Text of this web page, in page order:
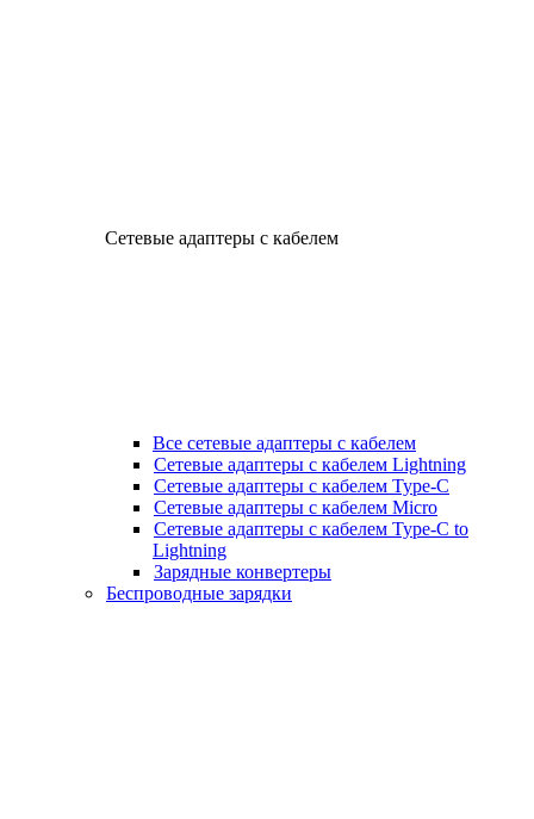
Сетевые адаптеры с кабелем
Все сетевые адаптеры с кабелем
Сетевые адаптеры с кабелем Lightning
Сетевые адаптеры с кабелем Type-C
Сетевые адаптеры с кабелем Micro
Сетевые адаптеры с кабелем Type-C to
Lightning
Зарядные конвертеры
Беспроводные зарядки